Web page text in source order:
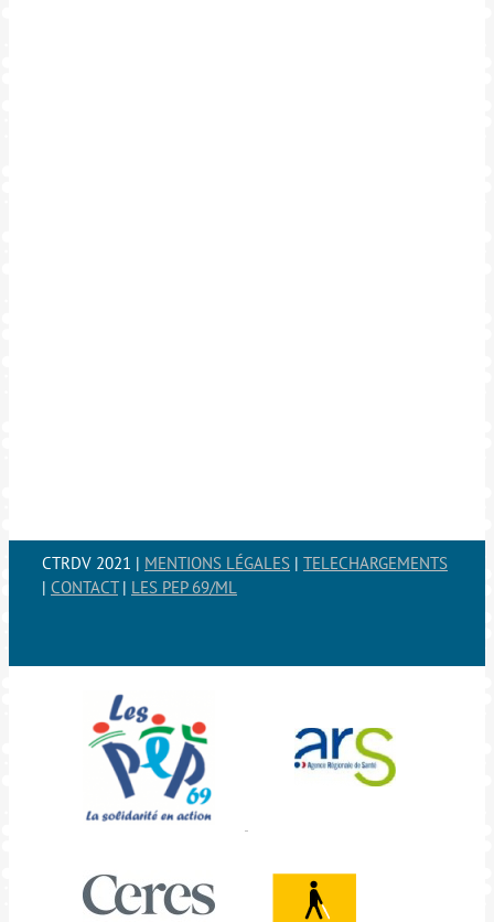
CTRDV 2021 | MENTIONS LÉGALES | TELECHARGEMENTS
| CONTACT| LES PEP 69/ML